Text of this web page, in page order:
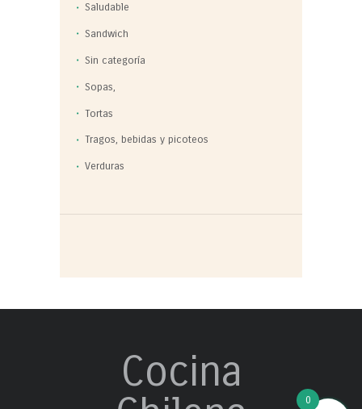
Saludable
Sandwich
Sin categoría
Sopas,
Tortas
Tragos, bebidas y picoteos
Verduras
Cocina
0